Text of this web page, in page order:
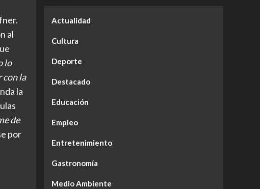
al
lo
con la
la
de
por
Actualidad
Cultura
Deporte
Destacado
Educación
Empleo
Entretenimiento
Gastronomía
Medio Ambiente